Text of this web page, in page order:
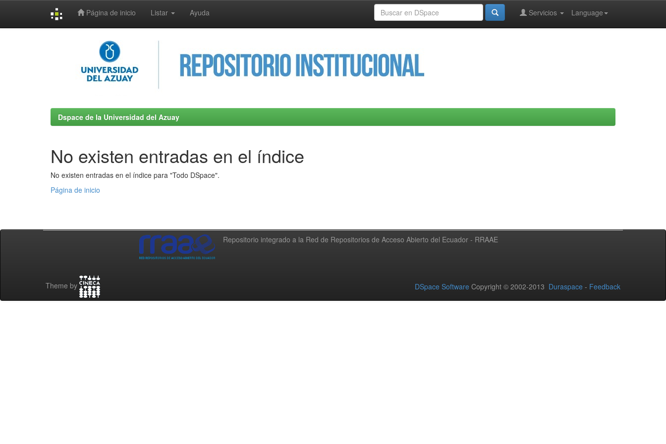
Página de inicio Listar Ayuda Language
Servicios
Dspace de la Universidad del Azuay
No existen entradas en el índice
No existen entradas en el índice para "Todo DSpace".
Página de inicio
Repositorio integrado a la Red de Repositorios de Acceso Abierto del Ecuador - RRAAE
Theme by DSpace Software Copyright © 2002-2013 Duraspace - Feedback